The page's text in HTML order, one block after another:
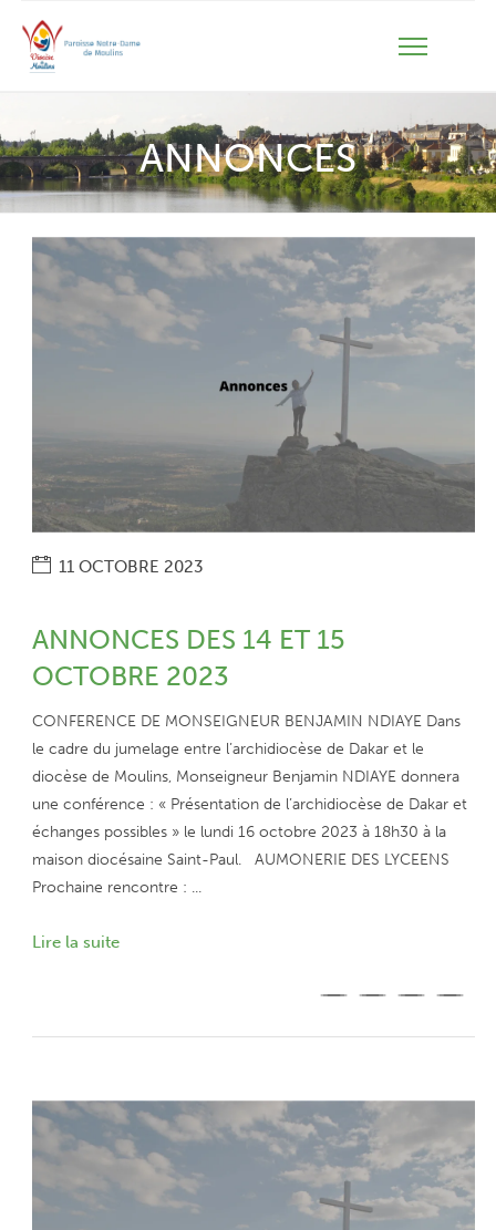
ANNONCES
11 OCTOBRE 2023
ANNONCES DES 14 ET 15
OCTOBRE 2023
CONFERENCE DE MONSEIGNEUR BENJAMIN NDIAYE Dans
le cadre du jumelage entre l’archidiocèse de Dakar et le
diocèse de Moulins, Monseigneur Benjamin NDIAYE donnera
une conférence : « Présentation de l’archidiocèse de Dakar et
échanges possibles » le lundi 16 octobre 2023 à 18h30 à la
maison diocésaine Saint-Paul. AUMONERIE DES LYCEENS
Prochaine rencontre : ...
Lire la suite